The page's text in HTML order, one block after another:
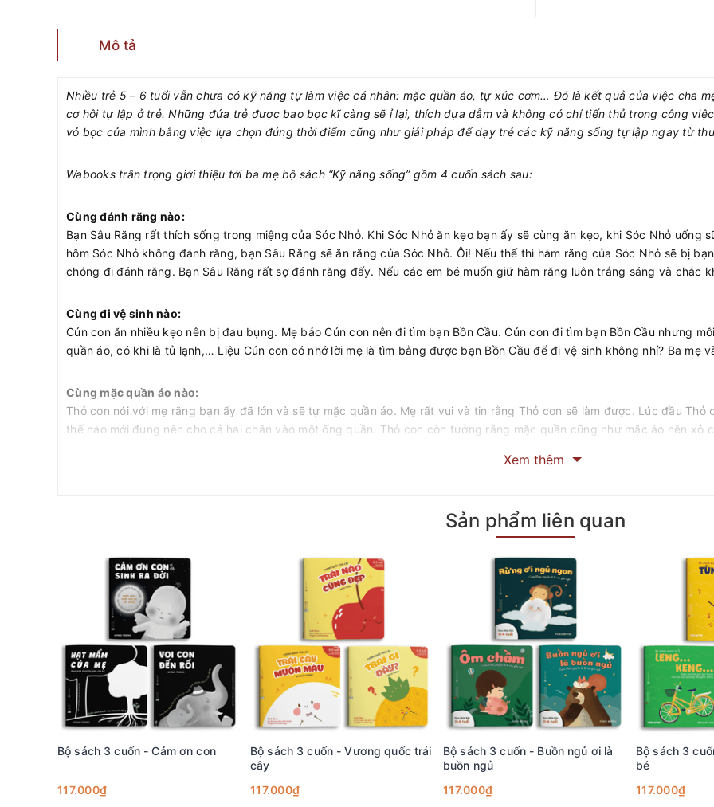
Mô tả
Nhiều trẻ 5 – 6 tuổi vẫn chưa có kỹ năng tự làm việc cá nhân: mặc quần áo, tự xúc cơm… Đó là kết quả của việc cha
cơ hội tự lập ở trẻ. Những đứa trẻ được bao bọc kĩ càng sẽ ỉ lại, thích dựa dẫm và không có chí tiến thủ trong công
vỏ bọc của mình bằng việc lựa chọn đúng thời điểm cũng như giải pháp để dạy trẻ các kỹ năng sống tự lập ngay từ
Wabooks trân trọng giới thiệu tới ba mẹ bộ sách “Kỹ năng sống” gồm 4 cuốn sách sau:
Cùng đánh răng nào:
Bạn Sâu Răng rất thích sống trong miệng của Sóc Nhỏ. Khi Sóc Nhỏ ăn kẹo bạn ấy sẽ cùng ăn kẹo, khi Sóc Nhỏ uống
hôm Sóc Nhỏ không đánh răng, bạn Sâu Răng sẽ ăn răng của Sóc Nhỏ. Ôi! Nếu thế thì hàm răng của Sóc Nhỏ sẽ bị
chóng đi đánh răng. Bạn Sâu Răng rất sợ đánh răng đấy. Nếu các em bé muốn giữ hàm răng luôn trắng sáng và chắc
Cùng đi vệ sinh nào:
Cún con ăn nhiều kẹo nên bị đau bụng. Mẹ bảo Cún con nên đi tìm bạn Bồn Cầu. Cún con đi tìm bạn Bồn Cầu nhưng
quần áo, có khi là tủ lạnh,… Liệu Cún con có nhớ lời mẹ là tìm bằng được bạn Bồn Cầu để đi vệ sinh không nhỉ? Ba mẹ
Cùng mặc quần áo nào:
Thỏ con nói với mẹ rằng bạn ấy đã lớn và sẽ tự mặc quần áo. Mẹ rất vui và tin rằng Thỏ con sẽ làm được. Lúc đầu
thế nào mới đúng nên cho cả hai chân vào một ống quần. Thỏ con còn tưởng rằng mặc quần cũng như mặc áo nên
Cừu nhỏ bị bẩn và ngứa nên nhờ bố hướng dẫn gội đầu. Thấy Cừu nhỏ gội đầu, bạn Gàu sợ lắm nên xin Cừu nhỏ đừng
luôn là một em bé thơm tho sạch sẽ vì đã biết vệ sinh cá nhân như Cừu nhỏ rồi đấy!
Trong quá trình rèn kỹ năng sống cho trẻ, sẽ có lúc ba mẹ cảm thấy phiền muộn vì có thể trẻ sẽ không làm tốt như
phản ánh sự đa dạng trong tốc độ phát triển của bé. Do quá trình này cần diễn ra trong một khoảng thời gian dài để
bao bọc, thụ động sang việc tự mình thực hiện các công việc chăm sóc bản thân. Vậy nên, ba mẹ đừng quá căng
để con tự mình khám phá và “lớn lên” một cách tự nhiên ba mẹ nhé!
Với những kĩ năng cơ bản được xây dựng thành 4 cuốn sách dễ thương này, Wabooks tin rằng bộ sách sẽ là giải pháp
thấy! Tới khi con tròn 5-6 tuổi, ba mẹ hoàn toàn có thể yên tâm rằng em bé có thể biết tự chăm bản thân cơ bản rồi đấy
Xem thêm
Sản phẩm liên quan
Bộ sách 3 cuốn - Cảm ơn con
117.000₫
Bộ sách 3 cuốn - Vương quốc trái
cây
117.000₫
Bộ sách 3 cuốn - Buồn ngủ ơi là
buồn ngủ
117.000₫
Bộ sách 3
bé
117.000₫